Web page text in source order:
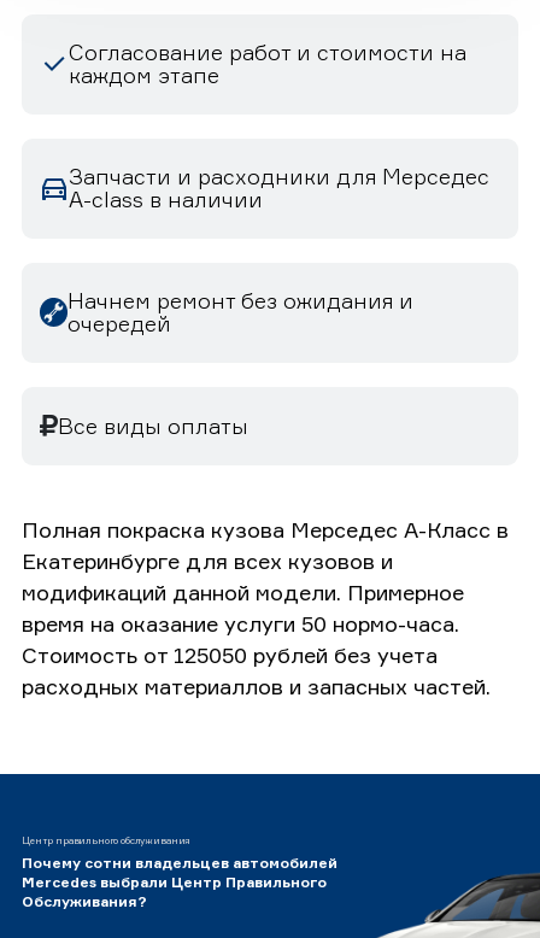
Согласование работ и стоимости на
каждом этапе
Запчасти и расходники для Мерседес
A-class в наличии
Начнем ремонт без ожидания и
очередей
Все виды оплаты
Полная покраска кузова Мерседес А-Класс в
Екатеринбурге для всех кузовов и
модификаций данной модели. Примерное
время на оказание услуги 50 нормо-часа.
Стоимость от 125050 рублей без учета
расходных материаллов и запасных частей.
Центр правильного обслуживания
Почему сотни владельцев автомобилей
Mercedes выбрали Центр Правильного
Обслуживания?